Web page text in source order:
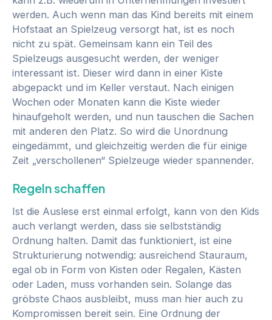
werden. Auch wenn man das Kind bereits mit einem
Hofstaat an Spielzeug versorgt hat, ist es noch
nicht zu spät. Gemeinsam kann ein Teil des
Spielzeugs ausgesucht werden, der weniger
interessant ist. Dieser wird dann in einer Kiste
abgepackt und im Keller verstaut. Nach einigen
Wochen oder Monaten kann die Kiste wieder
hinaufgeholt werden, und nun tauschen die Sachen
mit anderen den Platz. So wird die Unordnung
eingedämmt, und gleichzeitig werden die für einige
Zeit „verschollenen“ Spielzeuge wieder spannender.
Regeln schaffen
Ist die Auslese erst einmal erfolgt, kann von den Kids
auch verlangt werden, dass sie selbstständig
Ordnung halten. Damit das funktioniert, ist eine
Strukturierung notwendig: ausreichend Stauraum,
egal ob in Form von Kisten oder Regalen, Kästen
oder Laden, muss vorhanden sein. Solange das
gröbste Chaos ausbleibt, muss man hier auch zu
Kompromissen bereit sein. Eine Ordnung der